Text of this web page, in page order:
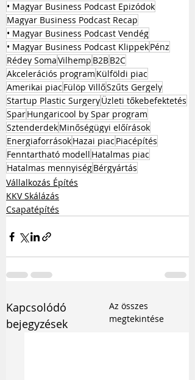
• Magyar Business Podcast Epizódok
Magyar Business Podcast Recap
• Magyar Business Podcast Vendég
• Magyar Business Podcast KlippekPénz
Rédey SomaVilhemp B2BB2C
Akcelerációs program Külföldi piac
Amerikai piac Fülöp VillőSzűts Gergely
Startup Plastic SurgeryÜzleti tőkebefektetés
SparHungaricool by Spar program
SztenderdekMinőségügyi előírások
EnergiaforrásokHazai piac Piacépítés
Fenntartható modell Hatalmas piac
Hatalmas mennyiségBérgyártás
Vállalkozás Építés
KKV Skálázás
Csapatépítés
Kapcsolódó
bejegyzések
Az összes
megtekintése